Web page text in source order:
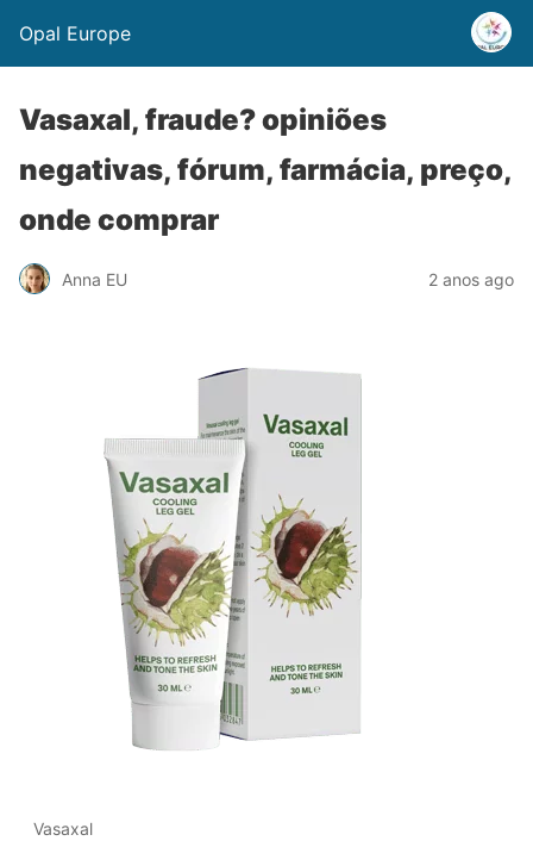
Opal Europe
Vasaxal, fraude? opiniões
negativas, fórum, farmácia, preço,
onde comprar
Anna EU 2 anos ago
Vasaxal